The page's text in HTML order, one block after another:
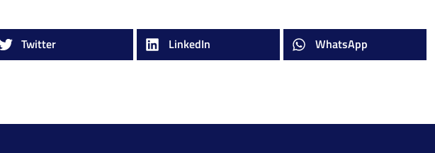
Twitter LinkedIn WhatsApp